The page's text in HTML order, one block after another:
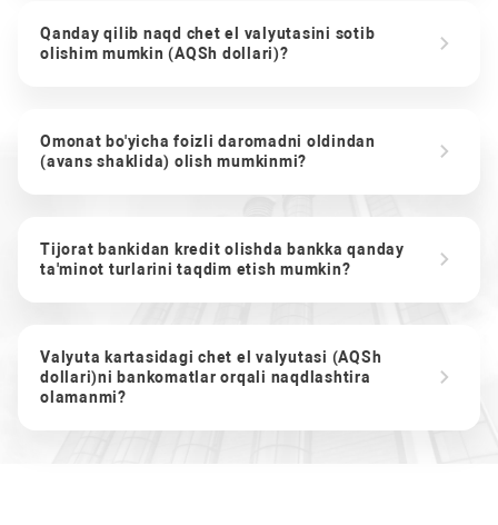
Qanday qilib naqd chet el valyutasini sotib
olishim mumkin (AQSh dollari)?
Omonat bo'yicha foizli daromadni oldindan
(avans shaklida) olish mumkinmi?
Tijorat bankidan kredit olishda bankka qanday
ta'minot turlarini taqdim etish mumkin?
Valyuta kartasidagi chet el valyutasi (AQSh
dollari)ni bankomatlar orqali naqdlashtira
olamanmi?